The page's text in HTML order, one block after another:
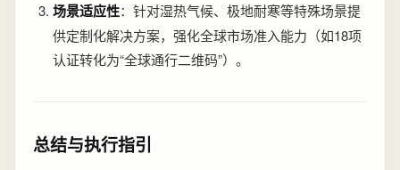
场景适应性：针对湿热气候、极地耐寒等特殊场景提
供定制化解决方案，强化全球市场准入能力（如18项
认证转化为“全球通行二维码”）。
总结与执行指引